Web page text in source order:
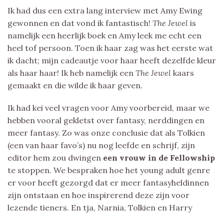
Ik had dus een extra lang interview met Amy Ewing
gewonnen en dat vond ik fantastisch! The Jewel is
namelijk een heerlijk boek en Amy leek me echt een
heel tof persoon. Toen ik haar zag was het eerste wat
ik dacht; mijn cadeautje voor haar heeft dezelfde kleur
als haar haar! Ik heb namelijk een The Jewel kaars
gemaakt en die wilde ik haar geven.
Ik had kei veel vragen voor Amy voorbereid, maar we
hebben vooral gekletst over fantasy, nerddingen en
meer fantasy. Zo was onze conclusie dat als Tolkien
(een van haar favo’s) nu nog leefde en schrijf, zijn
editor hem zou dwingen een vrouw in de Fellowship
te stoppen. We bespraken hoe het young adult genre
er voor heeft gezorgd dat er meer fantasyheldinnen
zijn ontstaan en hoe inspirerend deze zijn voor
lezende tieners. En tja, Narnia, Tolkien en Harry